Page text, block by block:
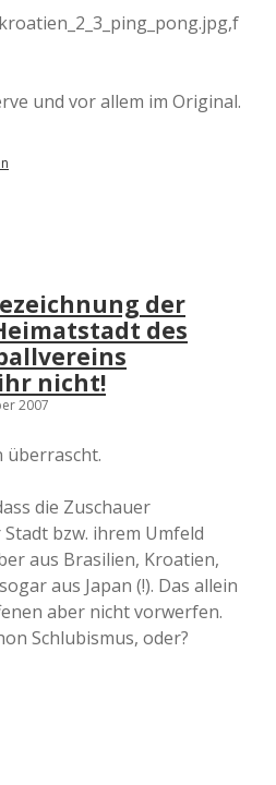
und vor allem im Original.
der
des
nicht!
2007
überrascht.
die Zuschauer
bzw. ihrem Umfeld
aus Brasilien, Kroatien,
aus Japan (!). Das allein
aber nicht vorwerfen.
Schlubismus, oder?